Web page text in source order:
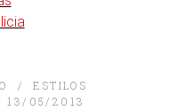
ESTILOS
13/05/2013